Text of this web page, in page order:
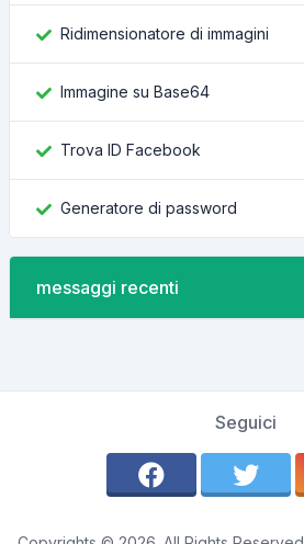
Ridimensionatore di immagini
Immagine su Base64
Trova ID Facebook
Generatore di password
messaggi recenti
Seguici